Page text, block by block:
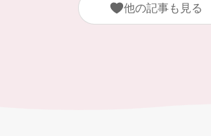
他の記事も見る